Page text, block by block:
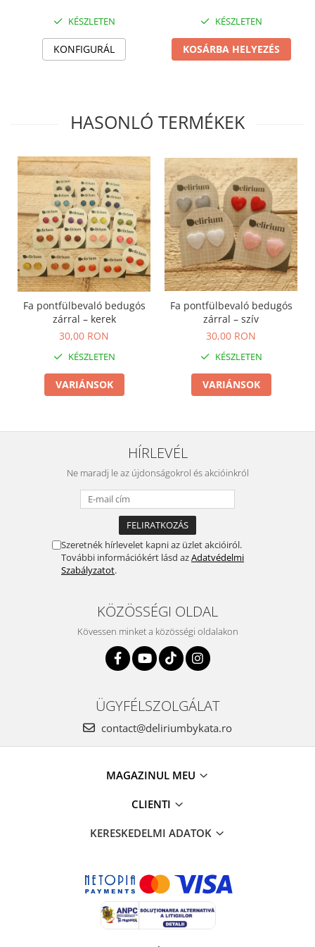
KÉSZLETEN
KONFIGURÁL
KÉSZLETEN
KOSÁRBA HELYEZÉS
HASONLÓ TERMÉKEK
Fa pontfülbevaló bedugós
zárral – kerek
30,00 RON
KÉSZLETEN
VARIÁNSOK
Fa pontfülbevaló bedugós
zárral – szív
30,00 RON
KÉSZLETEN
VARIÁNSOK
HÍRLEVÉL
Ne maradj le az újdonságokrol és akcióinkról
Szeretnék hírlevelet kapni az üzlet akcióiról.
További információkért lásd azAdatvédelmi
Szabályzatot.
KÖZÖSSÉGI OLDAL
Kövessen minket a közösségi oldalakon
ÜGYFÉLSZOLGÁLAT
contact@deliriumbykata.ro
MAGAZINUL MEU
CLIENTI
KERESKEDELMI ADATOK